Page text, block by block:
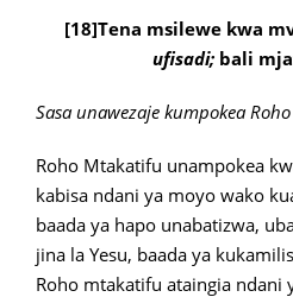
[18]Tena msilewe kwa
ufisadi;bali
Sasa unawezaje kumpokea
Roho Mtakatifu unampokea
kabisa ndani ya moyo wako
baada ya hapo unabatizwa,
jina la Yesu, baada ya
Roho mtakatifu ataingia ndani